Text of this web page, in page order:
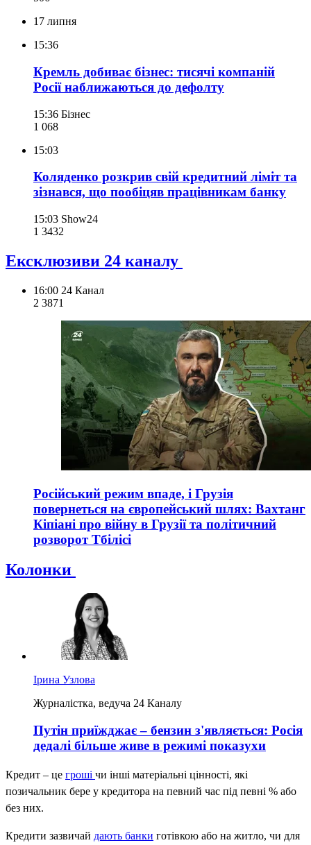
17 липня
15:36
Кремль добиває бізнес: тисячі компаній
Росії наближаються до дефолту
15:36 Бізнес
1 068
15:03
Коляденко розкрив свій кредитний ліміт та
зізнався, що пообіцяв працівникам банку
15:03 Show24
1 3432
Ексклюзиви 24 каналу
16:00 24 Канал
2 3871
Російський режим впаде, і Грузія
повернеться на європейський шлях: Вахтанг
Кіпіані про війну в Грузії та політичний
розворот Тбілісі
Колонки
Ірина Узлова
Журналістка, ведуча 24 Каналу
Путін приїжджає – бензин з'являється: Росія
дедалі більше живе в режимі показухи
Кредит – це гроші чи інші матеріальні цінності, які
позичальник бере у кредитора на певний час під певні % або
без них.
Кредити зазвичай дають банки готівкою або на житло, чи для